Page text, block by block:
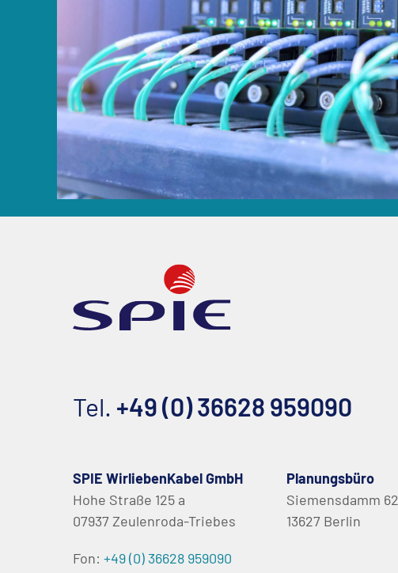
Tel. +49 (0) 36628 959090
SPIE WirliebenKabel GmbH
Hohe Straße 125 a
07937 Zeulenroda-Triebes
Planungsbüro
Siemensdamm 62
13627 Berlin
Fon: +49 (0) 36628 959090